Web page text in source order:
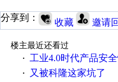
分享到： 收藏 邀请
楼主最近还看过
·
工业4.0时代产品安
· 又被科隆这家坑了